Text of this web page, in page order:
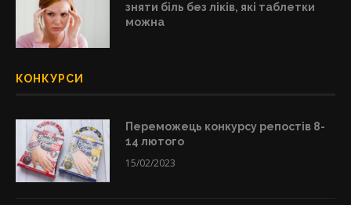
зняти біль без ліків, які таблетки
можна
КОНКУРСИ
Переможець конкурсу репостів 8-
14 лютого
15/02/2023